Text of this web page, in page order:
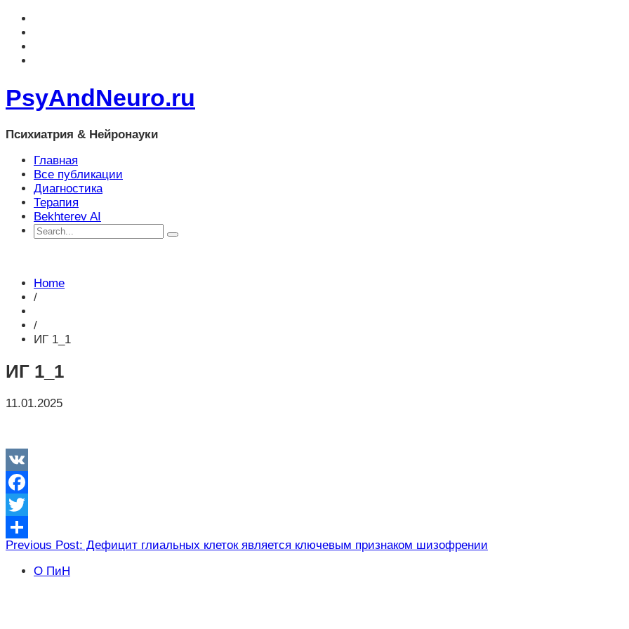
PsyAndNeuro.ru
Психиатрия & Нейронауки
Главная
Все публикации
Диагностика
Терапия
Bekhterev AI
Home
/
/
ИГ 1_1
ИГ 1_1
11.01.2025
VK
Facebook
Twitter
Отправить
Навигация
по
Previous Post: Дефицит глиальных клеток является ключевым признаком шизофрении
О ПиН